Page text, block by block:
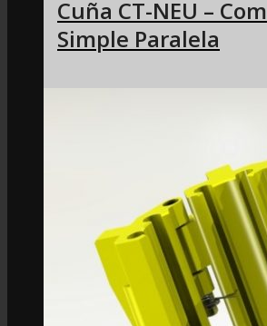
Cuña CT-NEU –
Simple Paralela